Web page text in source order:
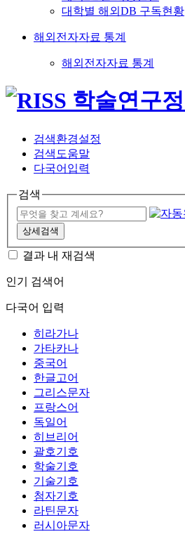
대학별 해외DB 구독현황
해외전자자료 통계
해외전자자료 통계
검색환경설정
검색도움말
다국어입력
검색
상세검색
결과 내 재검색
인기 검색어
다국어 입력
히라가나
가타카나
중국어
한글고어
그리스문자
프랑스어
독일어
히브리어
괄호기호
학술기호
기술기호
첨자기호
라틴문자
러시아문자